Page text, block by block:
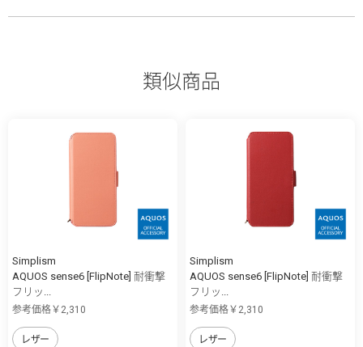
類似商品
Simplism
AQUOS sense6 [FlipNote] 耐衝撃
フリッ...
参考価格￥2,310
レザー
Simplism
AQUOS sense6 [FlipNote] 耐衝撃
フリッ...
参考価格￥2,310
レザー